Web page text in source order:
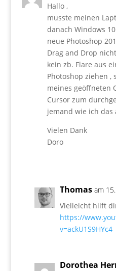
Hallo ,
musste meinen
danach Windows
neue Photoshop
Drag and Drop
kein zb. Flare aus
Photoshop ziehen ,
meines geöffneten
Cursor zum
jemand wie ich das
Vielen Dank
Doro
Thomas am
Vielleicht hilft
https://
v=ackU1S9HYc4
Dorothea